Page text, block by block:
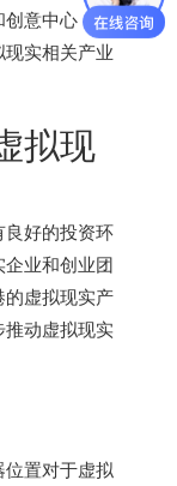
意中心，服
实相关产业
拟现
好的投资环
业和创业团
虚拟现实产
动虚拟现实
置对于虚拟